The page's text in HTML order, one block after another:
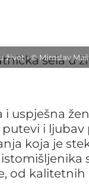
život - © Miroslav
uspješna
i
koja je
od kalitetnih